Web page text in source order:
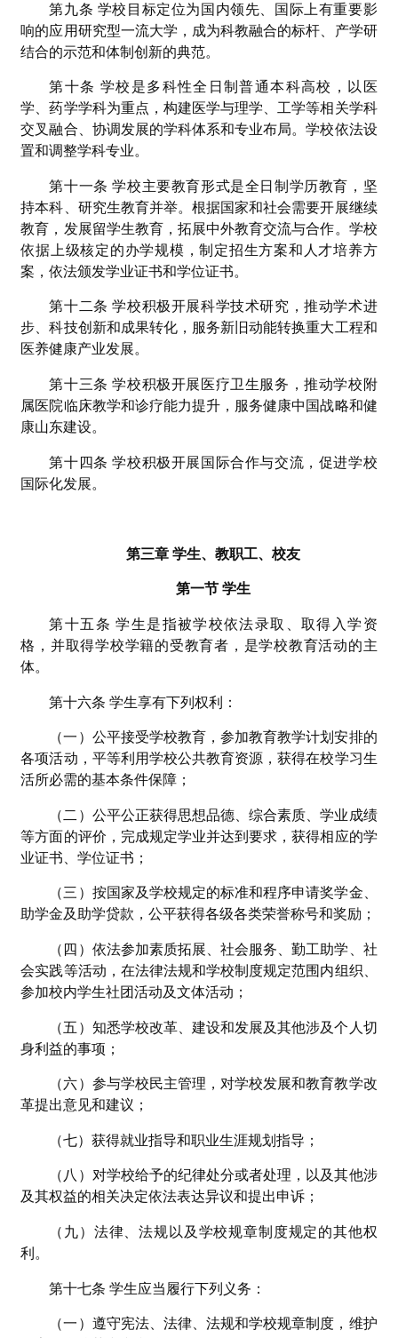
第九条 学校目标定位为国内领先、国际上有重要影
响的应用研究型一流大学，成为科教融合的标杆、产学研
结合的示范和体制创新的典范。
第十条 学校是多科性全日制普通本科高校，以医
学、药学学科为重点，构建医学与理学、工学等相关学科
交叉融合、协调发展的学科体系和专业布局。学校依法设
置和调整学科专业。
第十一条 学校主要教育形式是全日制学历教育，坚
持本科、研究生教育并举。根据国家和社会需要开展继续
教育，发展留学生教育，拓展中外教育交流与合作。学校
依据上级核定的办学规模，制定招生方案和人才培养方
案，依法颁发学业证书和学位证书。
第十二条 学校积极开展科学技术研究，推动学术进
步、科技创新和成果转化，服务新旧动能转换重大工程和
医养健康产业发展。
第十三条 学校积极开展医疗卫生服务，推动学校附
属医院临床教学和诊疗能力提升，服务健康中国战略和健
康山东建设。
第十四条 学校积极开展国际合作与交流，促进学校
国际化发展。
第三章 学生、教职工、校友
第一节 学生
第十五条 学生是指被学校依法录取、取得入学资
格，并取得学校学籍的受教育者，是学校教育活动的主
体。
第十六条 学生享有下列权利：
（一）公平接受学校教育，参加教育教学计划安排的
各项活动，平等利用学校公共教育资源，获得在校学习生
活所必需的基本条件保障；
（二）公平公正获得思想品德、综合素质、学业成绩
等方面的评价，完成规定学业并达到要求，获得相应的学
业证书、学位证书；
（三）按国家及学校规定的标准和程序申请奖学金、
助学金及助学贷款，公平获得各级各类荣誉称号和奖励；
（四）依法参加素质拓展、社会服务、勤工助学、社
会实践等活动，在法律法规和学校制度规定范围内组织、
参加校内学生社团活动及文体活动；
（五）知悉学校改革、建设和发展及其他涉及个人切
身利益的事项；
（六）参与学校民主管理，对学校发展和教育教学改
革提出意见和建议；
（七）获得就业指导和职业生涯规划指导；
（八）对学校给予的纪律处分或者处理，以及其他涉
及其权益的相关决定依法表达异议和提出申诉；
（九）法律、法规以及学校规章制度规定的其他权
利。
第十七条 学生应当履行下列义务：
（一）遵守宪法、法律、法规和学校规章制度，维护